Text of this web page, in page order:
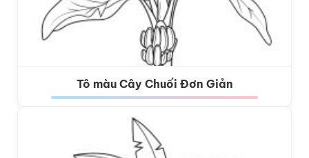
Tô màu Cây Chuối Đơn Giản